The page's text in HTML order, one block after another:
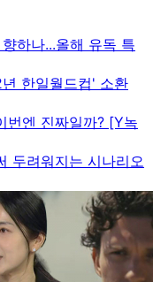
하나...올해 유독 특
한일월드컵' 소환
번엔 진짜일까? [Y녹
두려워지는 시나리오